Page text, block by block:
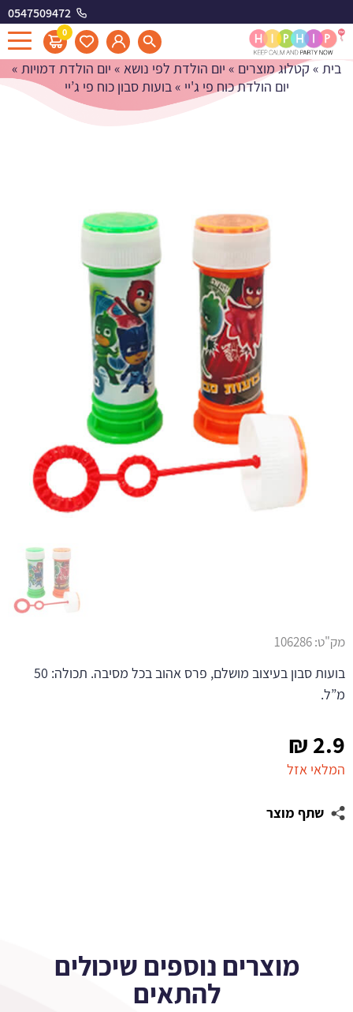
0547509472
0
בועות סבון כוח פי ג'יי
בית » קטלוג מוצרים » יום הולדת לפי נושא » יום הולדת דמויות »
יום הולדת כוח פי ג'יי »בועות סבון כוח פי ג’יי
2.9
₪
המלאי אזל
שתף מוצר
מק"ט:106286
בועות סבון בעיצוב מושלם, פרס אהוב בכל מסיבה. תכולה: 50
מ”ל.
מוצרים נוספים שיכולים
להתאים